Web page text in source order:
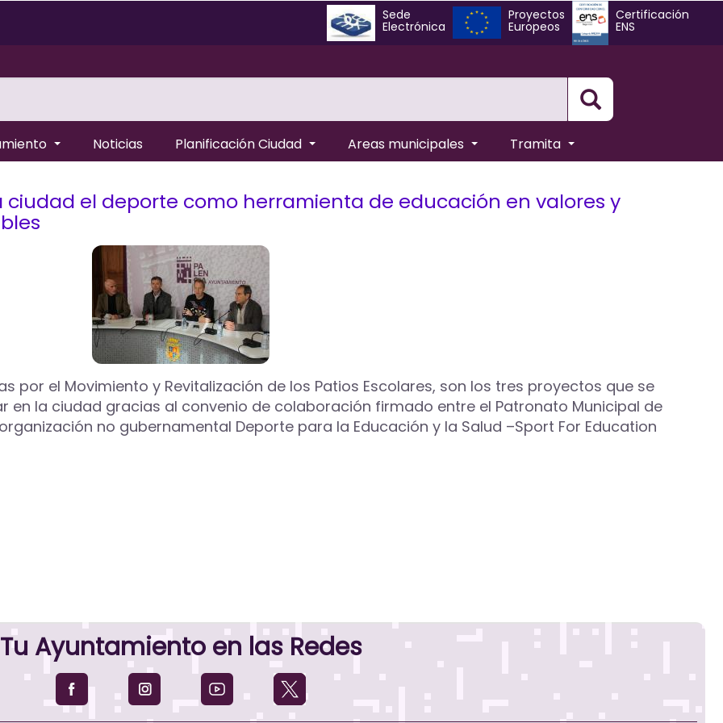
Sede
Electrónica
Proyectos
Europeos
Certificación
ENS
Busqueda
Noticias Planificación Ciudad Areas municipales Tramita
el deporte como herramienta de educación en valores y
por el Movimiento y Revitalización de los Patios Escolares, son los tres proyectos que se
en la ciudad gracias al convenio de colaboración firmado entre el Patronato Municipal de
no gubernamental Deporte para la Educación y la Salud –Sport For Education
Tu Ayuntamiento en las Redes